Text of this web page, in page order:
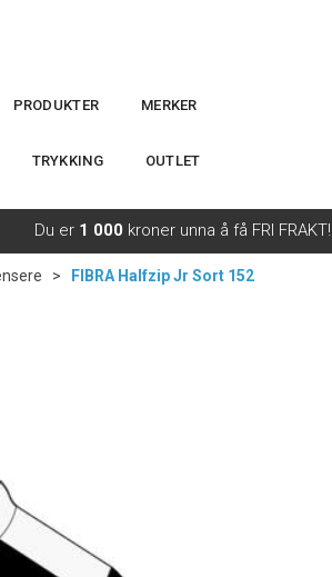
PRODUKTER MERKER
TRYKKING OUTLET
Du er 1 000 kroner unna å få FRI FRAKT!
> FIBRA Halfzip Jr Sort 152